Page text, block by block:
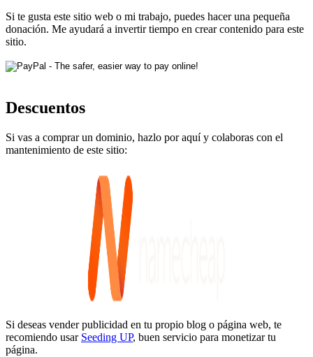
Si te gusta este sitio web o mi trabajo, puedes hacer una pequeña
donación. Me ayudará a invertir tiempo en crear contenido para este
sitio.
Descuentos
Si vas a comprar un dominio, hazlo por aquí y colaboras con el
mantenimiento de este sitio:
Si deseas vender publicidad en tu propio blog o página web, te
recomiendo usar Seeding UP, buen servicio para monetizar tu
página.